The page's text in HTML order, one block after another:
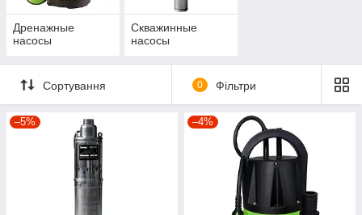
Дренажные
насосы
Скважинные
насосы
Сортування 0 Фільтри
–5% –4%